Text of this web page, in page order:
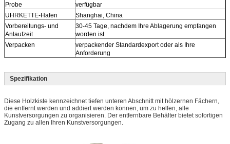
Probe
verfügbar
UHRKETTE-Hafen
Shanghai, China
Vorbereitungs- und
Anlaufzeit
30-45 Tage, nachdem Ihre Ablagerung empfangen
worden ist
Verpacken
verpackender Standardexport oder als Ihre
Anforderung
Spezifikation
Diese Holzkiste kennzeichnet tiefen unteren Abschnitt mit hölzernen Fächern,
die entfernt werden und addiert werden können, um zu helfen, alle
Kunstversorgungen zu organisieren. Der entfernbare Behälter bietet sofortigen
Zugang zu allen Ihren Kunstversorgungen.